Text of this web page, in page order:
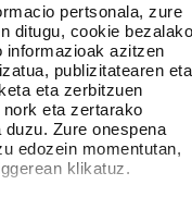
pertsonala, zure
ditugu, cookie bezalako
informazioak azitzen
publizitatearen eta
eta zerbitzuen
eta zertarako
Zure onespena
edozein momentutan,
klikatuz.